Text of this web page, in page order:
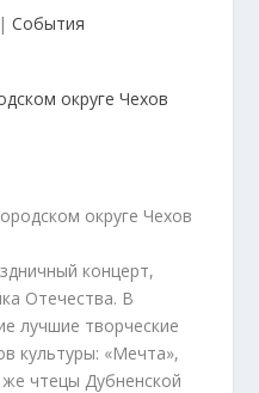
| События
округе Чехов
концерт,
Отечества. В
лучшие творческие
культуры: «Мечта»,
чтецы Дубненской